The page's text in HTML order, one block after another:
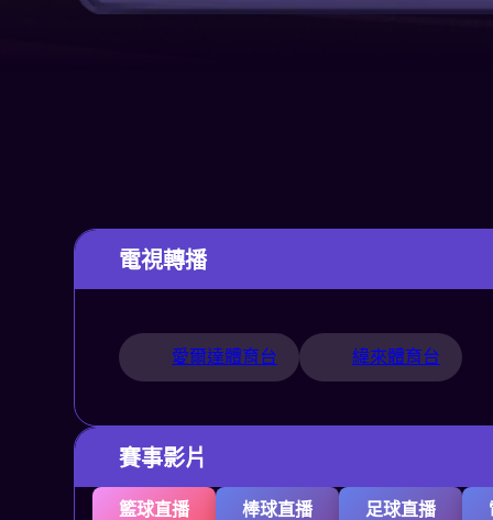
電視轉播
愛爾達體育台 緯來體育台
賽事影片
籃球直播 棒球直播 足球直播